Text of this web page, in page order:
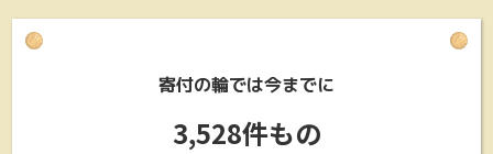
寄付の輪では今までに
3,528件もの